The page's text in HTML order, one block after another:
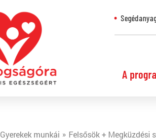
A
Gyerekek munkái Felsősök + Megküzdési